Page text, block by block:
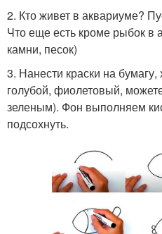
2. Кто живет в аквариуме?
Что еще есть кроме рыбок в
камни, песок)
3. Нанести краски на
голубой, фиолетовый,
зеленым). Фон выполняем
подсохнуть.